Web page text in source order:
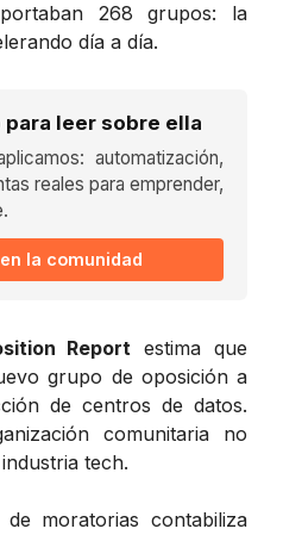
268 grupos: la
día a día.
para leer sobre ella
automatización,
reales para emprender,
la comunidad
Report estima que
grupo de oposición a
de centros de datos.
comunitaria no
tech.
moratorias contabiliza